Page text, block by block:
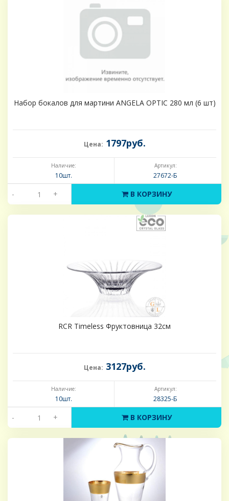
Набор бокалов для мартини ANGELA OPTIC 280 мл (6 шт)
Цена: 1797руб.
Наличие:
10шт.
Артикул:
27672-Б
- + В КОРЗИНУ
RCR Timeless Фруктовница 32см
Цена: 3127руб.
Наличие:
10шт.
Артикул:
28325-Б
- + В КОРЗИНУ